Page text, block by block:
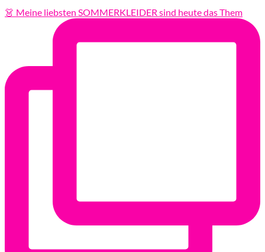
👗 Meine liebsten SOMMERKLEIDER sind heute das Them